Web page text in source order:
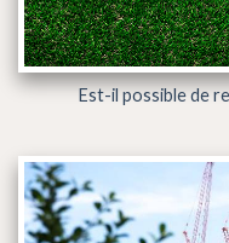
Est-il possible de